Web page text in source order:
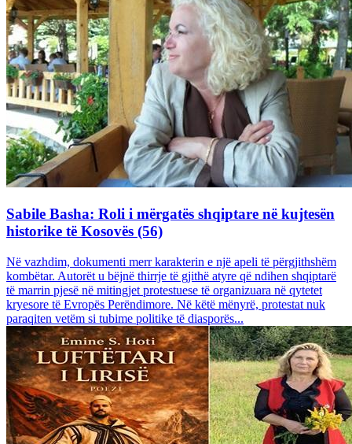
Sabile Basha: Roli i mërgatës shqiptare në kujtesën
historike të Kosovës (56)
Në vazhdim, dokumenti merr karakterin e një apeli të përgjithshëm
kombëtar. Autorët u bëjnë thirrje të gjithë atyre që ndihen shqiptarë
të marrin pjesë në mitingjet protestuese të organizuara në qytetet
kryesore të Evropës Perëndimore. Në këtë mënyrë, protestat nuk
paraqiten vetëm si tubime politike të diasporës...